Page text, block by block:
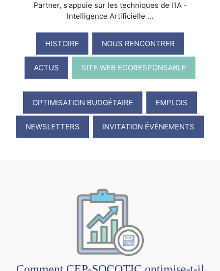
Partner, s'appuie sur les techniques de l'IA -
Intelligence Artificielle ...
HISTOIRE NOUS RENCONTRER
ACTUS SITE WEB ECORESPONSABLE
OPTIMISATION BUDGÉTAIRE EMPLOIS
NEWSLETTERS INVITATION ÉVÉNEMENTS